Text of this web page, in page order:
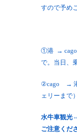
すので予め
①港 → cago
で。当日、
②cago → 港
ェリーまで）
水牛車観光
ご注意くだ